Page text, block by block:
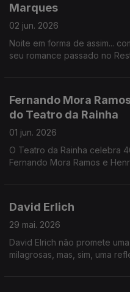
Marques
02 jun. 2026
Noite em forma de assim...
seu romance passado no
Fernando Mora
do Teatro da Rainha
01 jun. 2026
O Teatro da Rainha celebra
Fernando Mora Ramos e
David Erlich
29 mai. 2026
David Elrich não promete
milagrosas, mas, sim, uma